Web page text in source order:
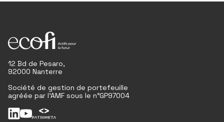
12 Bd de Pesaro,
92000 Nanterre
Société de gestion de portefeuille
agréée par l'AMF sous le n°GP97004